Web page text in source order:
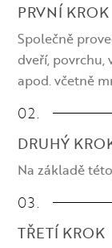
PRVNÍ KROK
Společně
dveří, povrchu,
apod. včetně
02.
DRUHÝ
Na základě
03.
TŘETÍ KROK